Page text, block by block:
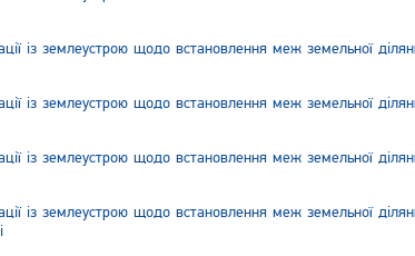
із землеустрою щодо встановлення меж земельної
із землеустрою щодо встановлення меж земельної
із землеустрою щодо встановлення меж земельної
із землеустрою щодо встановлення меж земельної